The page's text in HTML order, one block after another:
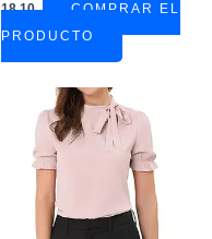
18,10
COMPRAR EL
PRODUCTO